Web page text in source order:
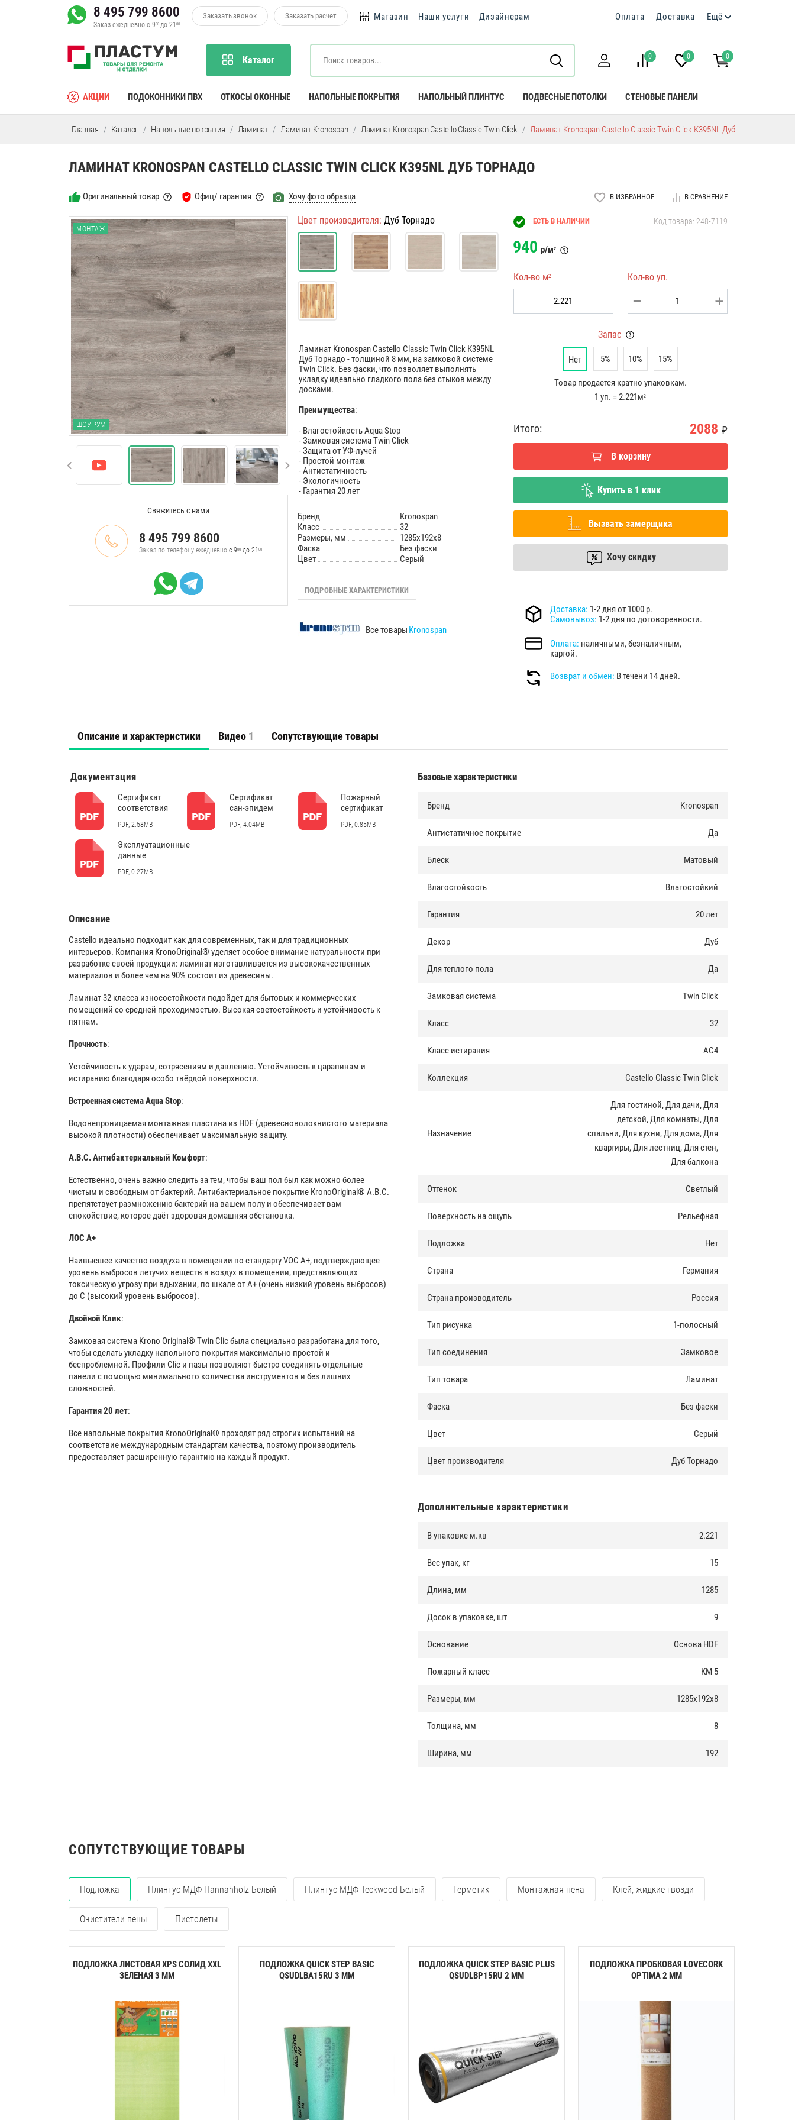
8 495 799 8600
Заказ ежедневно с 900до 2100
Заказать звонок Заказать расчет Магазин Наши услуги Дизайнерам Оплата Доставка Ещё
Каталог 0 0 0
АКЦИИ ПОДОКОННИКИ ПВХ ОТКОСЫ ОКОННЫЕ НАПОЛЬНЫЕ ПОКРЫТИЯ НАПОЛЬНЫЙ ПЛИНТУС ПОДВЕСНЫЕ ПОТОЛКИ СТЕНОВЫЕ ПАНЕЛИ
Главная Каталог Напольные покрытия Ламинат Ламинат Kronospan Ламинат Kronospan Castello Classic Twin Click Ламинат Kronospan Castello Classic Twin Click К395NL Дуб Торнадо
ЛАМИНАТ KRONOSPAN CASTELLO CLASSIC TWIN CLICK К395NL ДУБ ТОРНАДО
Оригинальный товар Офиц/ гарантия Хочу фото образца В ИЗБРАННОЕ В СРАВНЕНИЕ
МОНТАЖ
ШОУ-РУМ
Свяжитесь с нами
8 495 799 8600
Заказ по телефону ежедневно с 900до 21 00
Цвет производителя:Дуб Торнадо
Ламинат Kronospan Castello Classic Twin Click К395NL
Дуб Торнадо - толщиной 8 мм, на замковой системе
Twin Click. Без фаски, что позволяет выполнять
укладку идеально гладкого пола без стыков между
досками.
Преимущества:
- Влагостойкость Aqua Stop
- Замковая система Twin Click
- Защита от УФ-лучей
- Простой монтаж
- Антистатичность
- Экологичность
- Гарантия 20 лет
Бренд
Kronospan
Класс
32
Размеры, мм
1285x192x8
Фаска
Без фаски
Цвет
Серый
ПОДРОБНЫЕ ХАРАКТЕРИСТИКИ
Все товары Kronospan
ЕСТЬ В НАЛИЧИИ Код товара: 248-7119
940 р/м2
Кол-во м2 Кол-во уп.
Запас
Нет 5% 10% 15%
Товар продается кратно упаковкам.
1 уп. = 2.221м2
Итого: 2088 ₽
Купить в 1 клик
В корзину
Вызвать замерщика
Хочу скидку
Доставка: 1-2 дня от 1000 р.
Самовывоз: 1-2 дня по договоренности.
Оплата: наличными, безналичным,
картой.
Возврат и обмен: В течени 14 дней.
Описание и характеристики Видео 1 Сопутствующие товары
Документация
Сертификат
соответствия
PDF, 2.58MB
Сертификат
сан-эпидем
PDF, 4.04MB
Пожарный
сертификат
PDF, 0.85MB
Эксплуатационные
данные
PDF, 0.27MB
Описание
Castello идеально подходит как для современных, так и для традиционных
интерьеров. Компания KronoOriginal® уделяет особое внимание натуральности при
разработке своей продукции: ламинат изготавливается из высококачественных
материалов и более чем на 90% состоит из древесины.
Ламинат 32 класса износостойкости подойдет для бытовых и коммерческих
помещений со средней проходимостью. Высокая светостойкость и устойчивость к
пятнам.
Прочность:
Устойчивость к ударам, сотрясениям и давлению. Устойчивость к царапинам и
истиранию благодаря особо твёрдой поверхности.
Встроенная система Aqua Stop:
Водонепроницаемая монтажная пластина из HDF (древесноволокнистого материала
высокой плотности) обеспечивает максимальную защиту.
A.B.C. Антибактериальный Комфорт:
Естественно, очень важно следить за тем, чтобы ваш пол был как можно более
чистым и свободным от бактерий. Антибактериальное покрытие KronoOriginal® A.B.C.
препятствует размножению бактерий на вашем полу и обеспечивает вам
спокойствие, которое даёт здоровая домашняя обстановка.
ЛОС А+
Наивысшее качество воздуха в помещении по стандарту VOC A+, подтверждающее
уровень выбросов летучих веществ в воздух в помещении, представляющих
токсическую угрозу при вдыхании, по шкале от A+ (очень низкий уровень выбросов)
до C (высокий уровень выбросов).
Двойной Клик:
Замковая система Krono Original® Twin Clic была специально разработана для того,
чтобы сделать укладку напольного покрытия максимально простой и
беспроблемной. Профили Clic и пазы позволяют быстро соединять отдельные
панели с помощью минимального количества инструментов и без лишних
сложностей.
Гарантия 20 лет:
Все напольные покрытия KronoOriginal® проходят ряд строгих испытаний на
соответствие международным стандартам качества, поэтому производитель
предоставляет расширенную гарантию на каждый продукт.
Базовые характеристики
Бренд Kronospan
Антистатичное покрытие Да
Блеск Матовый
Влагостойкость Влагостойкий
Гарантия 20 лет
Декор Дуб
Для теплого пола Да
Замковая система Twin Click
Класс 32
Класс истирания AC4
Коллекция Castello Classic Twin Click
Назначение
Для гостиной, Для дачи, Для
детской, Для комнаты, Для
спальни, Для кухни, Для дома, Для
квартиры, Для лестниц, Для стен,
Для балкона
Оттенок Светлый
Поверхность на ощупь Рельефная
Подложка Нет
Страна Германия
Страна производитель Россия
Тип рисунка 1-полосный
Тип соединения Замковое
Тип товара Ламинат
Фаска Без фаски
Цвет Серый
Цвет производителя Дуб Торнадо
Дополнительные характеристики
В упаковке м.кв 2.221
Вес упак, кг 15
Длина, мм 1285
Досок в упаковке, шт 9
Основание Основа HDF
Пожарный класс КМ 5
Размеры, мм 1285x192x8
Толщина, мм 8
Ширина, мм 192
СОПУТСТВУЮЩИЕ ТОВАРЫ
Подложка Плинтус МДФ Hannahholz Белый Плинтус МДФ Teckwood Белый Герметик Монтажная пена Клей, жидкие гвозди
Очистители пены Пистолеты
ПОДЛОЖКА ЛИСТОВАЯ XPS СОЛИД XXL
ЗЕЛЕНАЯ 3 ММ
ПОДЛОЖКА QUICK STEP BASIC
QSUDLBA15RU 3 ММ
ПОДЛОЖКА QUICK STEP BASIC PLUS
QSUDLBP15RU 2 ММ
ПОДЛОЖКА ПРОБКОВАЯ LOVECORK
OPTIMA 2 ММ